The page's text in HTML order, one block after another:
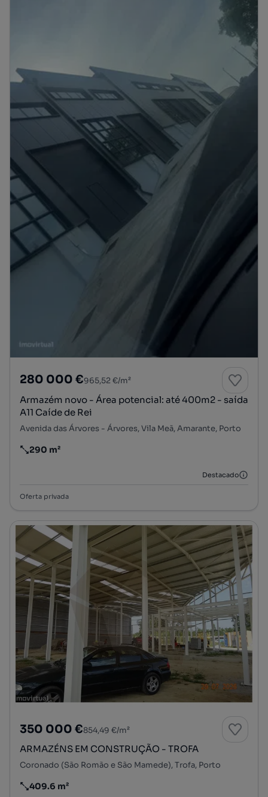
280 000 €965,52 €/m²
Armazém novo - Área potencial: até 400m2 - saída
A11 Caíde de Rei
Avenida das Árvores - Árvores, Vila Meã, Amarante, Porto
Preço por metro quadrado
290 m²
Destacado
Oferta privada
350 000 €854,49 €/m²
ARMAZÉNS EM CONSTRUÇÃO - TROFA
Coronado (São Romão e São Mamede), Trofa, Porto
Preço por metro quadrado
409.6 m²